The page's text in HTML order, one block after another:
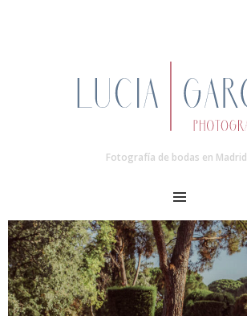
Fotografía de bodas en Madrid
MENU